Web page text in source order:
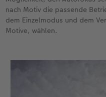
nach Motiv die passende
dem Einzelmodus und dem
Motive, wählen.